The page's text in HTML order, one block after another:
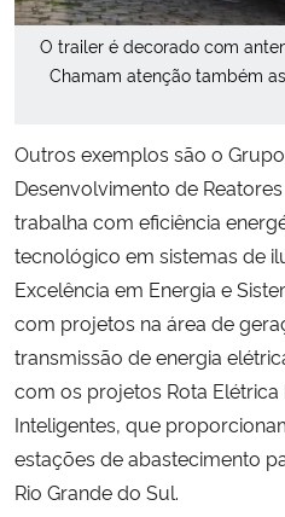
O trailer é decorado com
Chamam atenção também
Outros exemplos são o
Desenvolvimento de
trabalha com eficiência
tecnológico em sistemas de
Excelência em Energia e
com projetos na área de
transmissão de energia
com os projetos Rota
Inteligentes, que
estações de abastecimento
Rio Grande do Sul.